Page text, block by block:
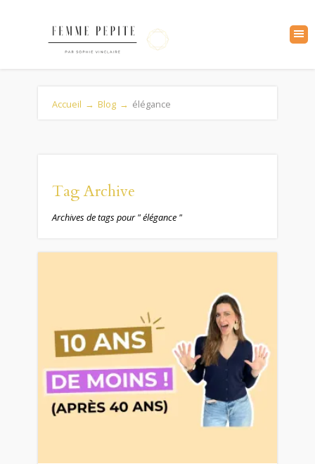
Accueil → Blog → élégance
Tag Archive
Archives de tags pour " élégance "